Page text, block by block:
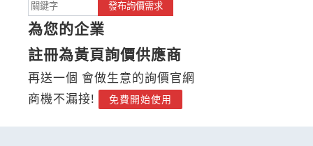
發布詢價需求
為您的企業
註冊為黃頁詢價供應商
再送一個 會做生意的詢價官網
商機不漏接!
免費開始使用